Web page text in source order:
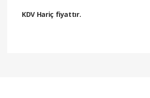
KDV Hariç fiyattır.